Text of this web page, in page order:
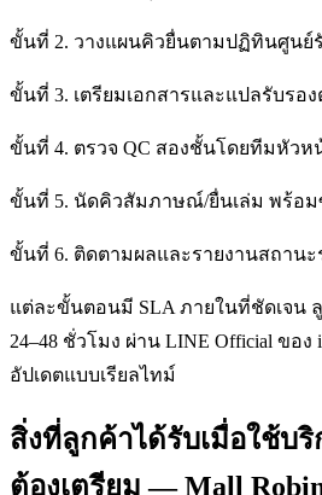
ขั้นที่ 2. วางแผนคิวยื่นตามปฏิทินศูนย์
ขั้นที่ 3. เตรียมเอกสารและแปลรับรอ
ขั้นที่ 4. ตรวจ QC สองชั้นโดยทีมหัวห
ขั้นที่ 5. นัดคิวสัมภาษณ์/ยื่นเล่ม พร้อ
ขั้นที่ 6. ติดตามผลและรายงานสถานะ
แต่ละขั้นตอนมี SLA ภายในที่ชัดเจน
24–48 ชั่วโมง ผ่าน LINE Official ของ
อัปเดตแบบเรียลไทม์
สิ่งที่ลูกค้าได้รับเมื่อใช้บริ
ต้องเตรียม — Mall